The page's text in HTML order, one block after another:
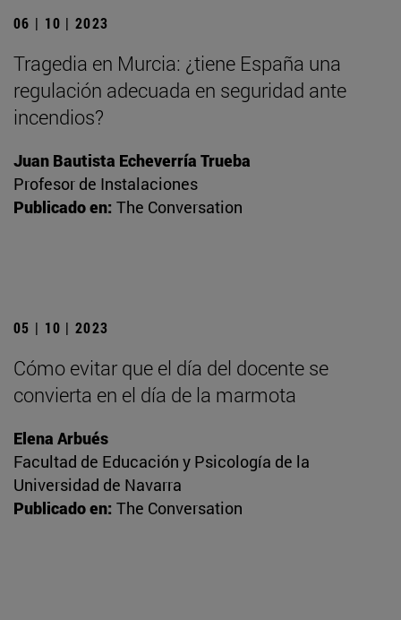
06 | 10 | 2023
Tragedia en Murcia: ¿tiene España una
regulación adecuada en seguridad ante
incendios?
Juan Bautista Echeverría Trueba
Profesor de Instalaciones
Publicado en: The Conversation
05 | 10 | 2023
Cómo evitar que el día del docente se
convierta en el día de la marmota
Elena Arbués
Facultad de Educación y Psicología de la
Universidad de Navarra
Publicado en: The Conversation